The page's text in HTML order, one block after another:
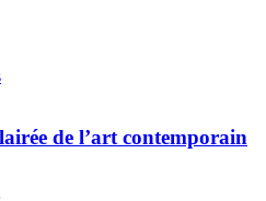
de l’art contemporain